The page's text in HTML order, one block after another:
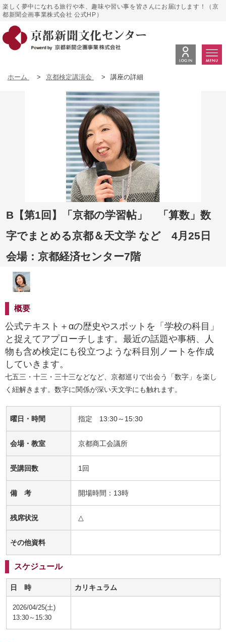
楽しく夢中になれる旅行や本、趣味や習い事を皆さんにお届けします！（京
都新聞企画事業株式会社 公式HP）
ホーム > 京都検定講演会 > 講座の詳細
B【第1回】「京都の学習帖」 「算数」数
字でまとめる京都＆天文学 など 4月25日
会場：京都経済センター7階
概要
公式テキスト＋αの歴史やスポットを「学校の科目」
と捉えてアプローチします。最近の話題や事柄、人
物も含め検定にも役立つような科目別ノートを作成
していきます。
七五三・十三・三十三などなど、京都巡りで出会う「数字」を楽し
く紐解きます。数字に関係が深い天文学にも触れます。
曜日・時間 指定 13:30～15:30
会場・教室 京都商工会議所
受講回数 1回
備 考 開場時間：13時
残席状況 △
その他資料
スケジュール
日 時 カリキュラム
2026/04/25(土)
13:30～15:30